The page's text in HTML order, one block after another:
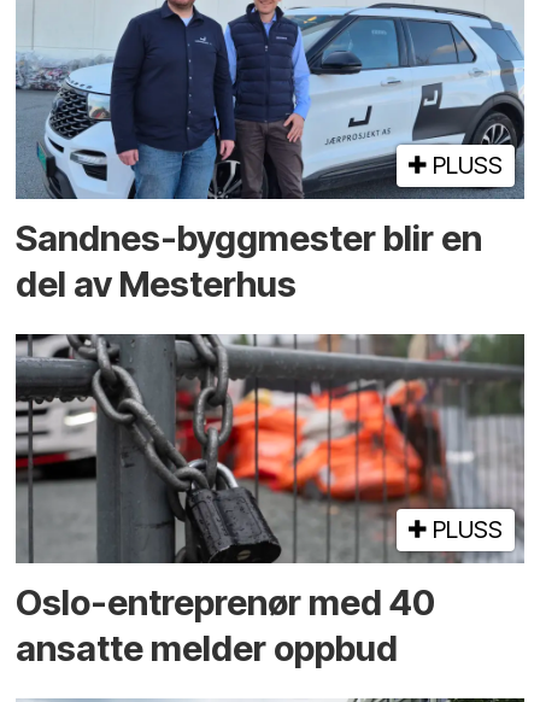
PLUSS
Sandnes-byggmester blir en
del av Mesterhus
PLUSS
Oslo-entreprenør med 40
ansatte melder oppbud